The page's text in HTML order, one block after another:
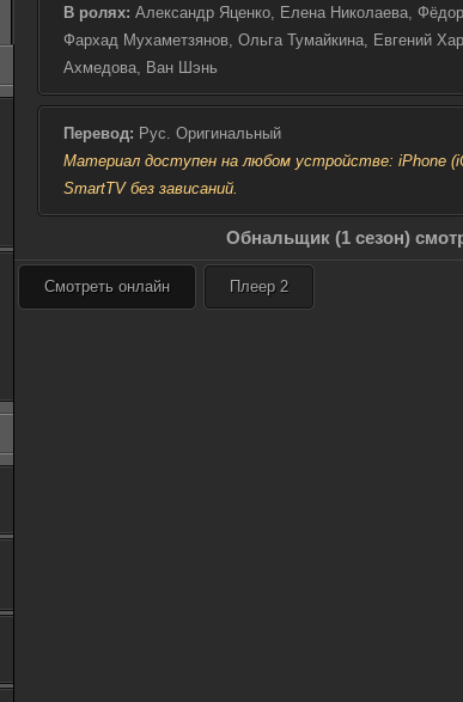
равновесие между
миром. С каждым
В то же время Леша,
осознавал, что его
проверкой на
им предстояло
всем, что у них было.
В ролях: Александр Яценко, Елена Николаева,
Фархад Мухаметзянов, Ольга Тумайкина, Евгений
Ахмедова, Ван Шэнь
Перевод: Рус. Оригинальный
Материал доступен на любом устройстве: iPhone
SmartTV без зависаний.
Обнальщик (1 сезон)
Смотреть онлайн Плеер 2